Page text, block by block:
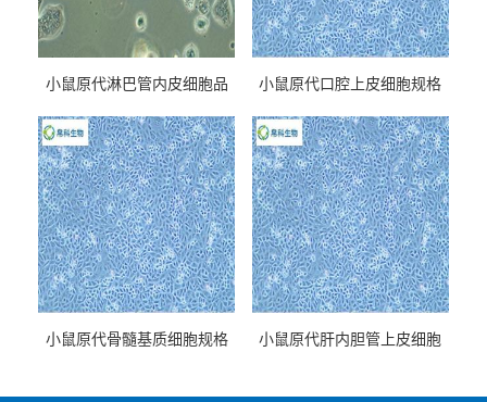
小鼠原代淋巴管内皮细胞品
小鼠原代口腔上皮细胞规格
小鼠原代骨髓基质细胞规格
小鼠原代肝内胆管上皮细胞